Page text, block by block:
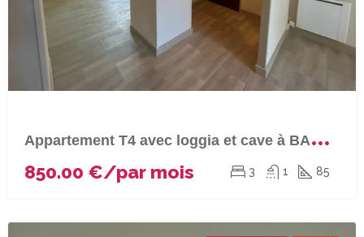
A
ppartement T4 avec loggia et cave à BASTIA (Saint Joseph)
850.00 €/par mois 3 1 85